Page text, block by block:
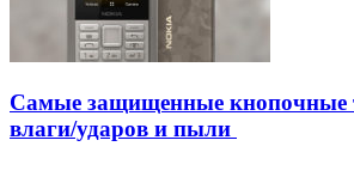
Самые защищенные кнопочные
влаги/ударов и пыли